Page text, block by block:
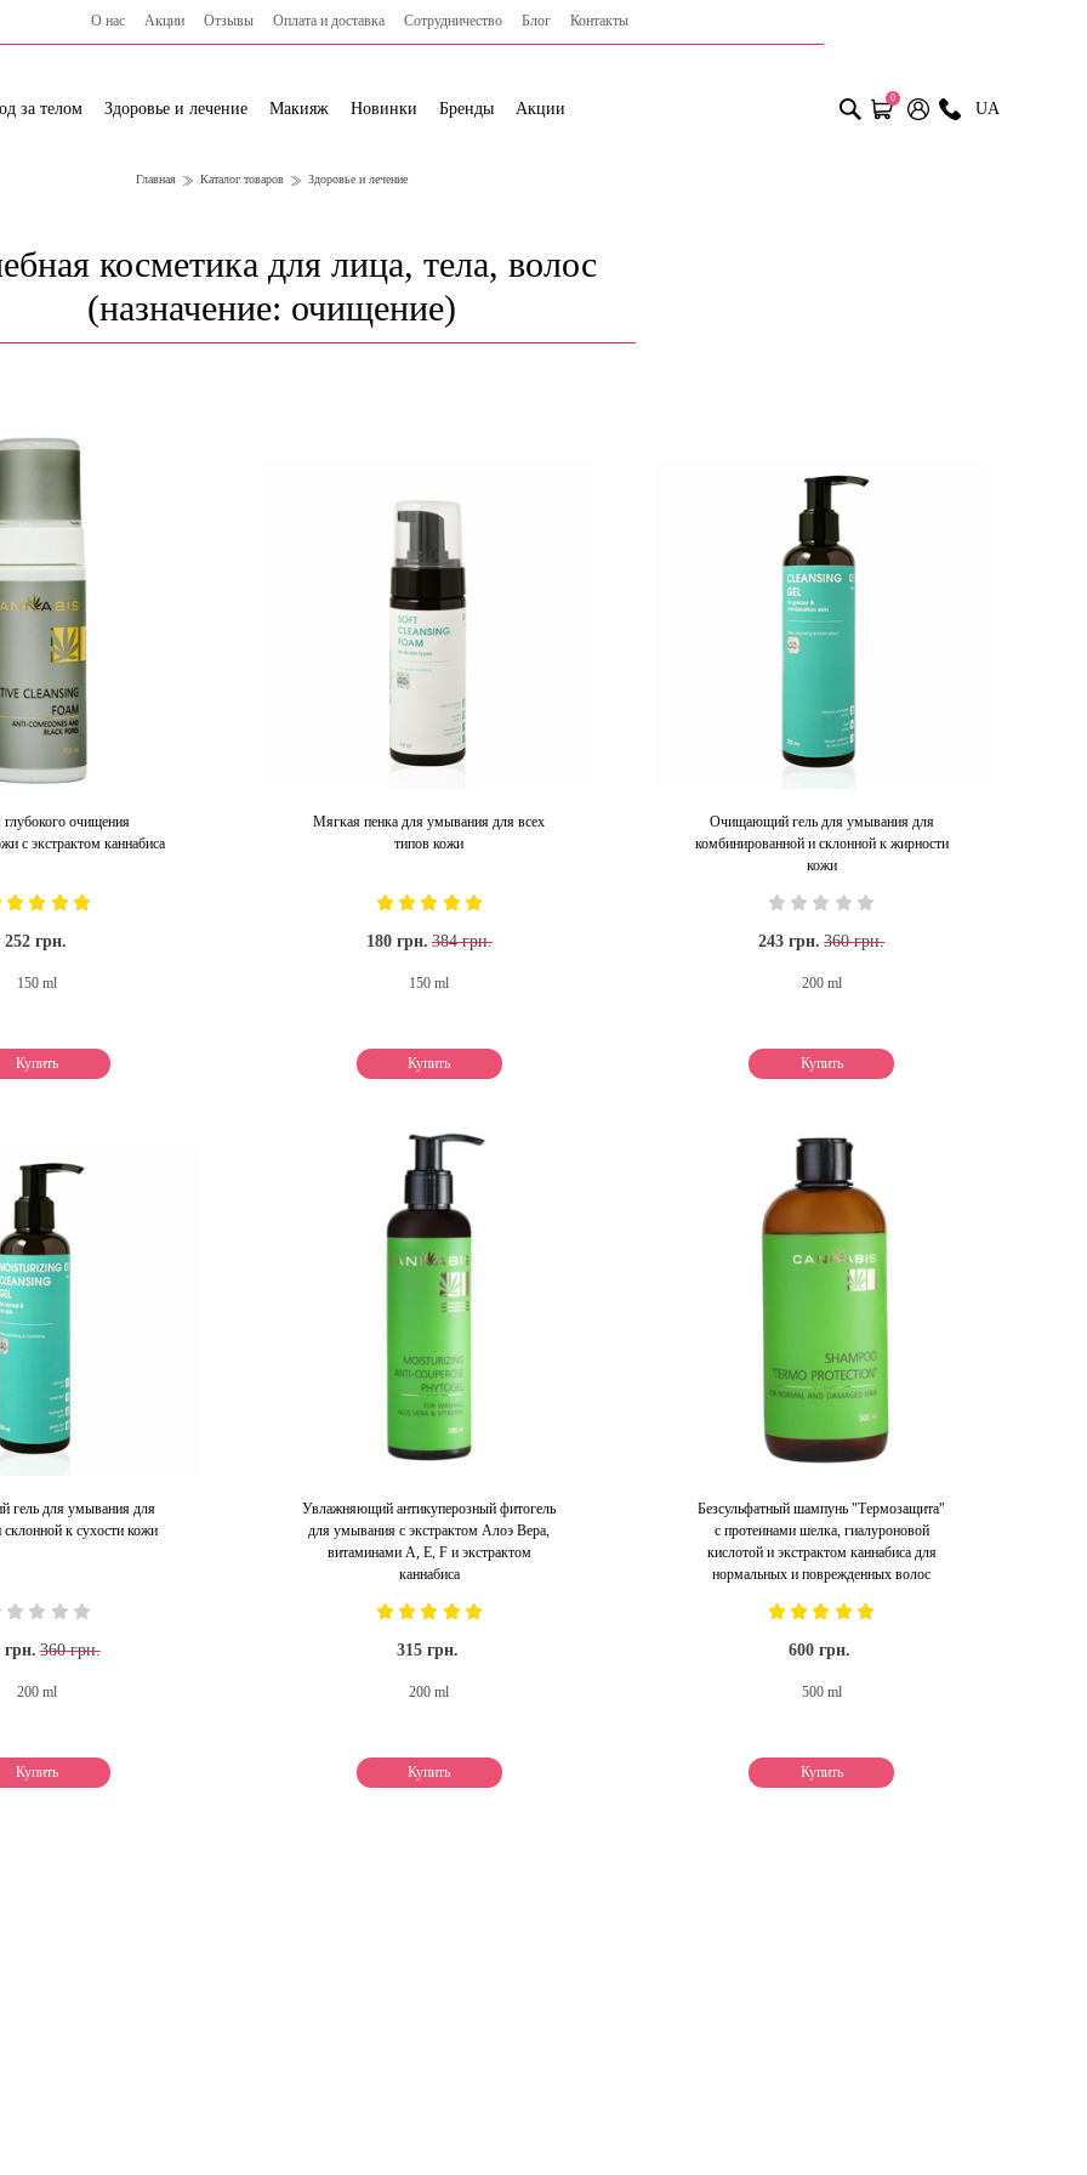
О нас Акции Отзывы Оплата и доставка Сотрудничество Блог Контакты
за телом Здоровье и лечение Макияж Новинки Бренды Акции
0
UA
Главная Каталог товаров Здоровье и лечение
косметика для лица, тела, волос
(назначение: очищение)
очищения
с экстрактом каннабиса
252 грн.
150 ml
Купить
Мягкая пенка для умывания для всех
типов кожи
180 грн. 384 грн.
150 ml
Купить
Очищающий гель для умывания для
комбинированной и склонной к жирности
кожи
243 грн. 360 грн.
200 ml
Купить
гель для умывания для
к сухости кожи
грн. 360 грн.
200 ml
Купить
Увлажняющий антикуперозный фитогель
для умывания с экстрактом Алоэ Вера,
витаминами А, Е, F и экстрактом
каннабиса
315 грн.
200 ml
Купить
Безсульфатный шампунь "Термозащита"
с протеинами шелка, гиалуроновой
кислотой и экстрактом каннабиса для
нормальных и поврежденных волос
600 грн.
500 ml
Купить